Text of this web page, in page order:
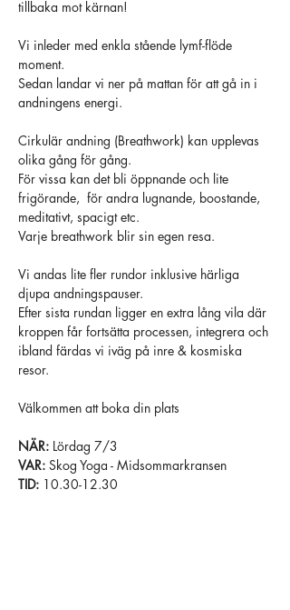
tillbaka mot kärnan!
Vi inleder med enkla stående lymf-flöde
moment.
Sedan landar vi ner på mattan för att gå in i
andningens energi.
Cirkulär andning (Breathwork) kan upplevas
olika gång för gång.
För vissa kan det bli öppnande och lite
frigörande,  för andra lugnande, boostande,
meditativt, spacigt etc.
Varje breathwork blir sin egen resa.
Vi andas lite fler rundor inklusive härliga
djupa andningspauser.
Efter sista rundan ligger en extra lång vila där
kroppen får fortsätta processen, integrera och
ibland färdas vi iväg på inre & kosmiska
resor.
Välkommen att boka din plats
NÄR: Lördag 7/3
VAR: Skog Yoga - Midsommarkransen
TID: 10.30-12.30